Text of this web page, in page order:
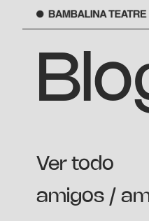
Ver todo
amigos /